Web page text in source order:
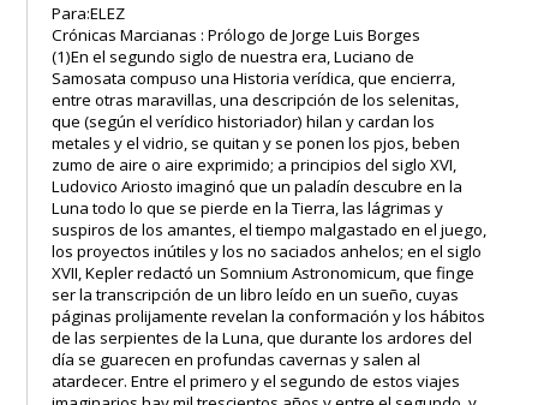
Para:ELEZ
Crónicas Marcianas : Prólogo de Jorge Luis Borges
(1)En el segundo siglo de nuestra era, Luciano de
Samosata compuso una Historia verídica, que encierra,
entre otras maravillas, una descripción de los selenitas,
que (según el verídico historiador) hilan y cardan los
metales y el vidrio, se quitan y se ponen los pjos, beben
zumo de aire o aire exprimido; a principios del siglo XVI,
Ludovico Ariosto imaginó que un paladín descubre en la
Luna todo lo que se pierde en la Tierra, las lágrimas y
suspiros de los amantes, el tiempo malgastado en el juego,
los proyectos inútiles y los no saciados anhelos; en el siglo
XVII, Kepler redactó un Somnium Astronomicum, que finge
ser la transcripción de un libro leído en un sueño, cuyas
páginas prolijamente revelan la conformación y los hábitos
de las serpientes de la Luna, que durante los ardores del
día se guarecen en profundas cavernas y salen al
atardecer. Entre el primero y el segundo de estos viajes